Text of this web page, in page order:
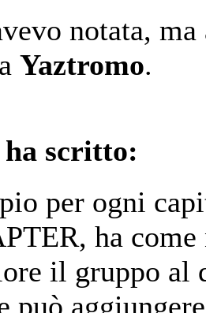
notata,
Yaztromo.
ha scritto:
per ogni
ha
il gruppo al
può